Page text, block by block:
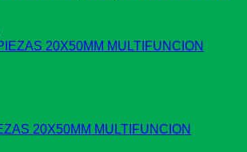
20X50MM MULTIFUNCION